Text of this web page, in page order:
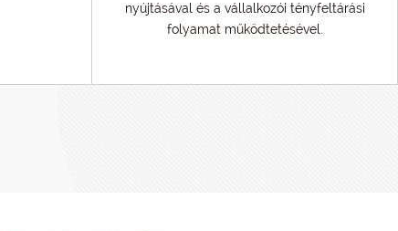
nyújtásával és a vállalkozói tényfeltárási
folyamat működtetésével.